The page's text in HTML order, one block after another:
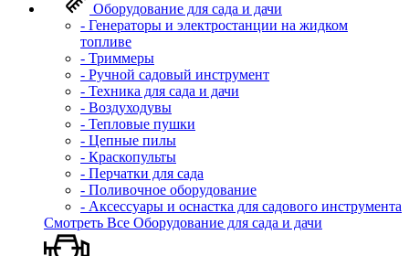
Оборудование для сада и дачи
- Генераторы и электростанции на жидком
топливе
- Триммеры
- Ручной садовый инструмент
- Техника для сада и дачи
- Воздуходувы
- Тепловые пушки
- Цепные пилы
- Краскопульты
- Перчатки для сада
- Поливочное оборудование
- Аксессуары и оснастка для садового инструмента
Смотреть Все Оборудование для сада и дачи